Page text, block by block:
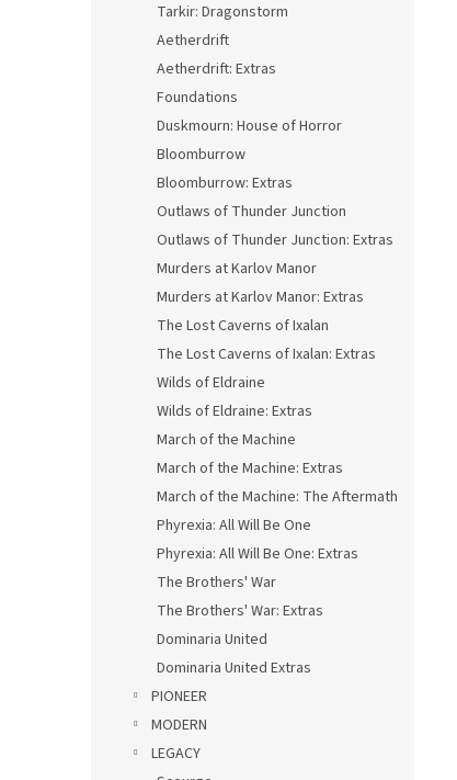
Tarkir: Dragonstorm
Aetherdrift
Aetherdrift: Extras
Foundations
Duskmourn: House of Horror
Bloomburrow
Bloomburrow: Extras
Outlaws of Thunder Junction
Outlaws of Thunder Junction: Extras
Murders at Karlov Manor
Murders at Karlov Manor: Extras
The Lost Caverns of Ixalan
The Lost Caverns of Ixalan: Extras
Wilds of Eldraine
Wilds of Eldraine: Extras
March of the Machine
March of the Machine: Extras
March of the Machine: The Aftermath
Phyrexia: All Will Be One
Phyrexia: All Will Be One: Extras
The Brothers' War
The Brothers' War: Extras
Dominaria United
Dominaria United Extras
PIONEER
MODERN
LEGACY